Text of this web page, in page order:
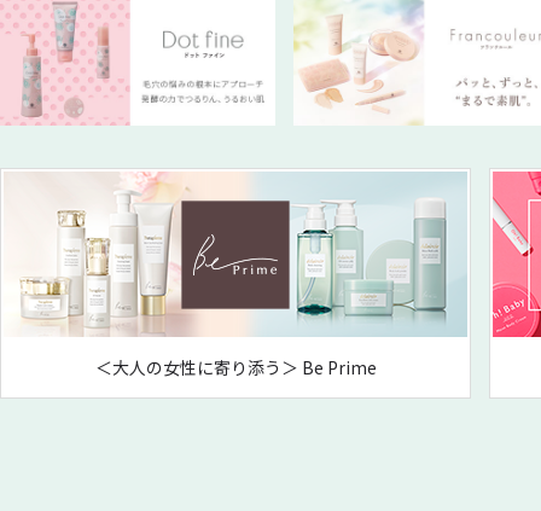
＜大人の女性に寄り添う＞ Be Prime